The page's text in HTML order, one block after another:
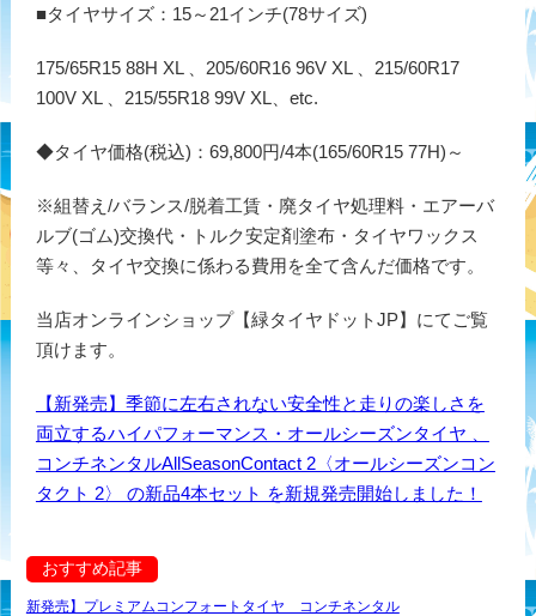
■タイヤサイズ：15～21インチ(78サイズ)
175/65R15 88H XL 、205/60R16 96V XL 、215/60R17
100V XL 、215/55R18 99V XL、etc.
◆タイヤ価格(税込)：69,800円/4本(165/60R15 77H)～
※組替え/バランス/脱着工賃・廃タイヤ処理料・エアーバ
ルブ(ゴム)交換代・トルク安定剤塗布・タイヤワックス
等々、タイヤ交換に係わる費用を全て含んだ価格です。
当店オンラインショップ【緑タイヤドットJP】にてご覧
頂けます。
【新発売】季節に左右されない安全性と走りの楽しさを
両立するハイパフォーマンス・オールシーズンタイヤ 、
コンチネンタルAllSeasonContact 2〈オールシーズンコン
タクト 2〉 の新品4本セット を新規発売開始しました！
おすすめ記事
新発売】プレミアムコンフォートタイヤ コンチネンタル